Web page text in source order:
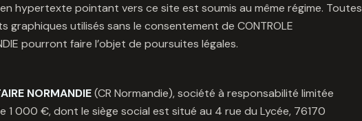
hypertexte pointant vers ce site est soumis au même régime. Toutes
graphiques utilisés sans le consentement de CONTROLE
pourront faire l’objet de poursuites légales.
NORMANDIE(CR Normandie), société à responsabilité limitée
1 000 €, dont le siège social est situé au 4 rue du Lycée, 76170